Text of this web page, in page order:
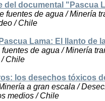
del documental "Pascua
fuentes de agua / Minería
/ Chile
Lama: El llanto de
de agua / Minería
Chile
los desechos tóxicos
a gran escala /
medios / Chile